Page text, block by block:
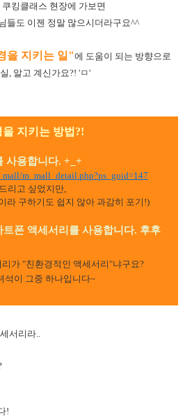
킹클래스 현장에 가보면
들도 이젠 정말 많으시더라구요^^
을 지키는 일"에 도움이 되는 방향으로
, 알고 계신가요?! 'ㅁ'
지키는 방법?!
사용합니다. +_+
m_mall_detail.php?ps_goid=147
리고 싶었지만,
라 구하기도 쉽지 않아 과감히 포기!)
폰 액세서리를 사용합니다. 후후
가 "친환경적인 액세서리"냐구요?
석이 그중 하나입니다~
서리라..
!